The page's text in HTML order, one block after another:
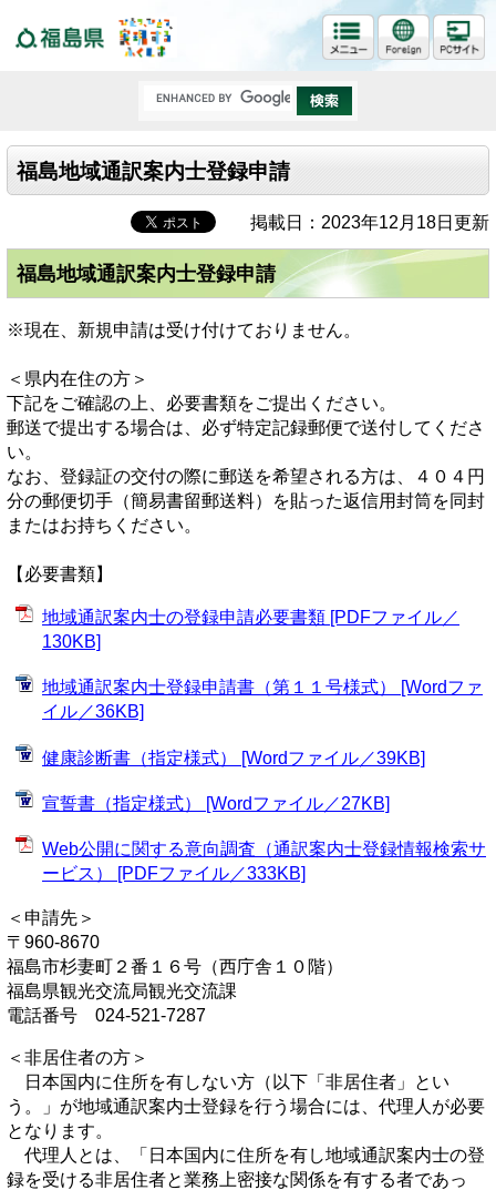
福島地域通訳案内士登録申請
掲載日：2023年12月18日更新
福島地域通訳案内士登録申請
※現在、新規申請は受け付けておりません。
＜県内在住の方＞
下記をご確認の上、必要書類をご提出ください。
郵送で提出する場合は、必ず特定記録郵便で送付してくださ
い。
なお、登録証の交付の際に郵送を希望される方は、４０４円
分の郵便切手（簡易書留郵送料）を貼った返信用封筒を同封
またはお持ちください。
【必要書類】
地域通訳案内士の登録申請必要書類 [PDFファイル／
130KB]
地域通訳案内士登録申請書（第１１号様式） [Wordファ
イル／36KB]
健康診断書（指定様式） [Wordファイル／39KB]
宣誓書（指定様式） [Wordファイル／27KB]
Web公開に関する意向調査（通訳案内士登録情報検索サ
ービス） [PDFファイル／333KB]
＜申請先＞
〒960-8670
福島市杉妻町２番１６号（西庁舎１０階）
福島県観光交流局観光交流課
電話番号 024-521-7287
＜非居住者の方＞
日本国内に住所を有しない方（以下「非居住者」とい
う。」が地域通訳案内士登録を行う場合には、代理人が必要
となります。
代理人とは、「日本国内に住所を有し地域通訳案内士の登
録を受ける非居住者と業務上密接な関係を有する者であっ